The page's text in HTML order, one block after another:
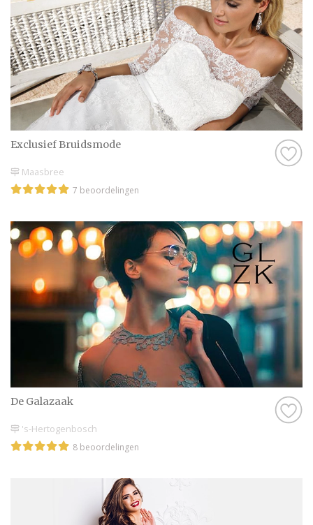
Exclusief Bruidsmode
Maasbree
7 beoordelingen
De Galazaak
's-Hertogenbosch
8 beoordelingen